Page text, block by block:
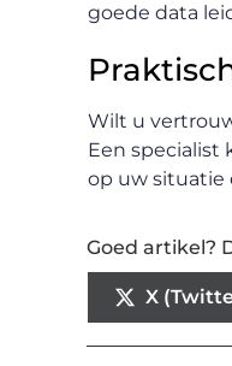
goede data
Wilt u
Een specialist
op uw situatie
Goed artikel?
X